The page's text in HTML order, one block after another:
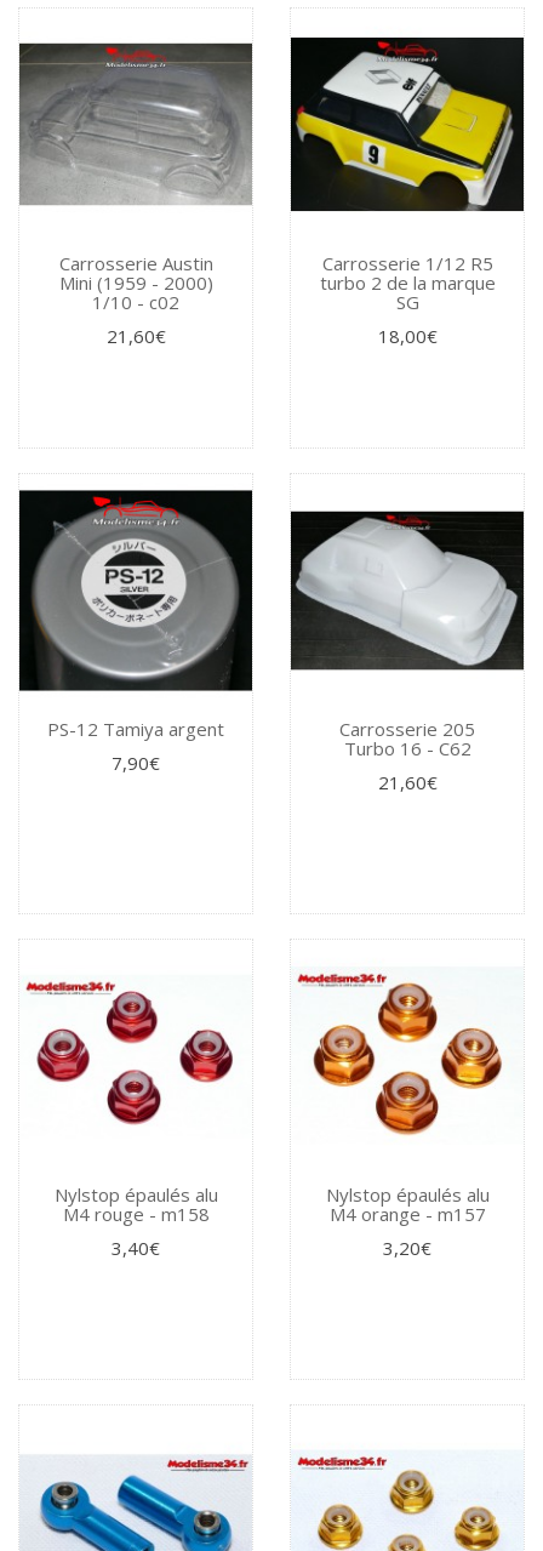
Carrosserie Austin
Mini (1959 - 2000)
1/10 - c02
21,60€
Carrosserie 1/12 R5
turbo 2 de la marque
SG
18,00€
PS-12 Tamiya argent
7,90€
Carrosserie 205
Turbo 16 - C62
21,60€
Nylstop épaulés alu
M4 rouge - m158
3,40€
Nylstop épaulés alu
M4 orange - m157
3,20€